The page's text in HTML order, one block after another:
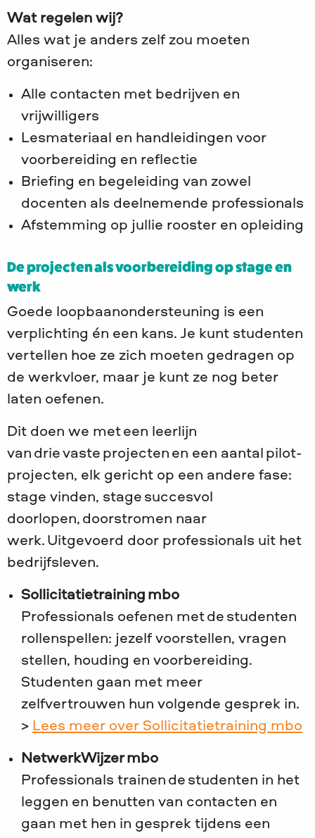
Wat regelen wij?
Alles wat je anders zelf zou moeten
organiseren:
Alle contacten met bedrijven en
vrijwilligers
Lesmateriaal en handleidingen voor
voorbereiding en reflectie
Briefing en begeleiding van zowel
docenten als deelnemende professionals
Afstemming op jullie rooster en opleiding
De projecten als voorbereiding op stage en
werk
Goede loopbaanondersteuning is een
verplichting én een kans. Je kunt studenten
vertellen hoe ze zich moeten gedragen op
de werkvloer, maar je kunt ze nog beter
laten oefenen.
Dit doen we met een leerlijn
van drie vaste projecten en een aantal pilot-
projecten, elk gericht op een andere fase:
stage vinden, stage succesvol
doorlopen, doorstromen naar
werk. Uitgevoerd door professionals uit het
bedrijfsleven.
Sollicitatietraining mbo
Professionals oefenen met de studenten
rollenspellen: jezelf voorstellen, vragen
stellen, houding en voorbereiding.
Studenten gaan met meer
zelfvertrouwen hun volgende gesprek in.
> Lees meer over Sollicitatietraining mbo
NetwerkWijzer mbo
Professionals trainen de studenten in het
leggen en benutten van contacten en
gaan met hen in gesprek tijdens een